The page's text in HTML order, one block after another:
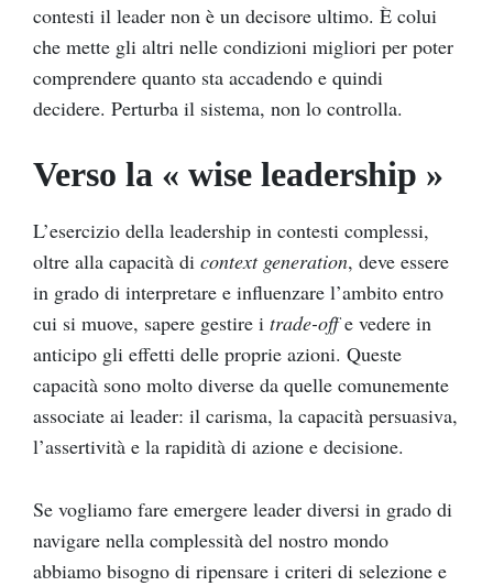
contesti il leader non è un decisore ultimo. È colui
che mette gli altri nelle condizioni migliori per poter
comprendere quanto sta accadendo e quindi
decidere. Perturba il sistema, non lo controlla.
Verso la « wise leadership »
L’esercizio della leadership in contesti complessi,
oltre alla capacità di context generation, deve essere
in grado di interpretare e influenzare l’ambito entro
cui si muove, sapere gestire i trade-offe vedere in
anticipo gli effetti delle proprie azioni. Queste
capacità sono molto diverse da quelle comunemente
associate ai leader: il carisma, la capacità persuasiva,
l’assertività e la rapidità di azione e decisione.
Se vogliamo fare emergere leader diversi in grado di
navigare nella complessità del nostro mondo
abbiamo bisogno di ripensare i criteri di selezione e